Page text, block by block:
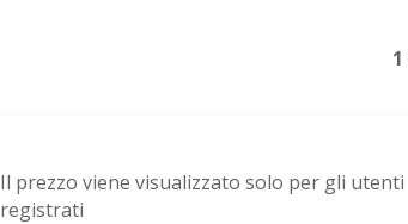
1
Il prezzo viene visualizzato solo per gli utenti
registrati